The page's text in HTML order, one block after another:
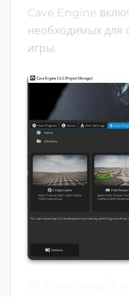
Cave Engine
необходимых для
игры.